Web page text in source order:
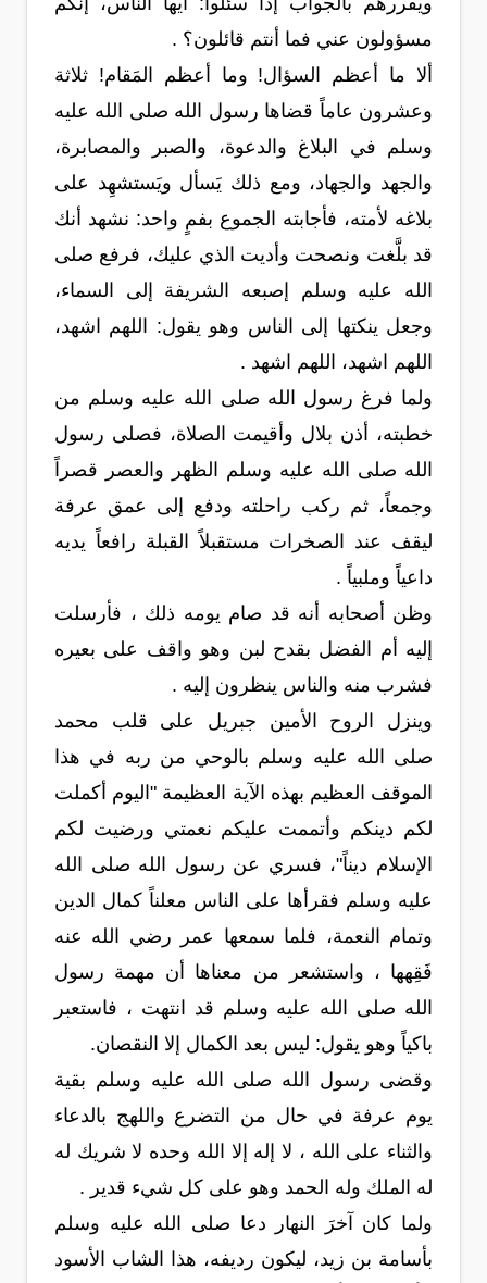
مسؤولون عني فما أنتم قائلون؟ .
ألا ما أعظم السؤال! وما أعظم المَقام! ثلاثة
وعشرون عاماً قضاها رسول الله صلى الله عليه
وسلم في البلاغ والدعوة، والصبر والمصابرة،
والجهد والجهاد، ومع ذلك يَسأل ويَستشهِد على
بلاغه لأمته، فأجابته الجموع بفمٍ واحد: نشهد أنك
قد بلَّغت ونصحت وأديت الذي عليك، فرفع صلى
الله عليه وسلم إصبعه الشريفة إلى السماء،
وجعل ينكتها إلى الناس وهو يقول: اللهم اشهد،
اللهم اشهد، اللهم اشهد .
ولما فرغ رسول الله صلى الله عليه وسلم من
خطبته، أذن بلال وأقيمت الصلاة، فصلى رسول
الله صلى الله عليه وسلم الظهر والعصر قصراً
وجمعاً، ثم ركب راحلته ودفع إلى عمق عرفة
ليقف عند الصخرات مستقبلاً القبلة رافعاً يديه
داعياً وملبياً .
وظن أصحابه أنه قد صام يومه ذلك ، فأرسلت
إليه أم الفضل بقدح لبن وهو واقف على بعيره
فشرب منه والناس ينظرون إليه .
وينزل الروح الأمين جبريل على قلب محمد
صلى الله عليه وسلم بالوحي من ربه في هذا
الموقف العظيم بهذه الآية العظيمة "اليوم أكملت
لكم دينكم وأتممت عليكم نعمتي ورضيت لكم
الإسلام ديناً"، فسري عن رسول الله صلى الله
عليه وسلم فقرأها على الناس معلناً كمال الدين
وتمام النعمة، فلما سمعها عمر رضي الله عنه
فَقِهها ، واستشعر من معناها أن مهمة رسول
الله صلى الله عليه وسلم قد انتهت ، فاستعبر
باكياً وهو يقول: ليس بعد الكمال إلا النقصان.
وقضى رسول الله صلى الله عليه وسلم بقية
يوم عرفة في حال من التضرع واللهج بالدعاء
والثناء على الله ، لا إله إلا الله وحده لا شريك له
له الملك وله الحمد وهو على كل شيء قدير .
ولما كان آخرَ النهار دعا صلى الله عليه وسلم
بأسامة بن زيد، ليكون رديفه، هذا الشاب الأسود